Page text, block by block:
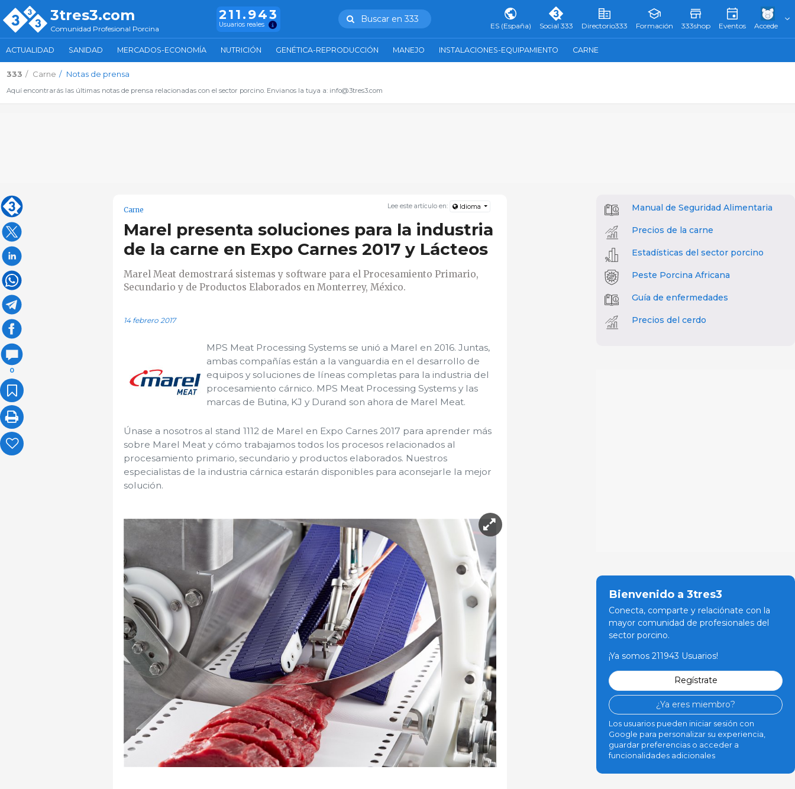
3tres3.com
Comunidad Profesional Porcina
211.943
Usuarios reales
Buscar en 333
ES (España) Social 333 Directorio333 Formación 333shop Eventos Accede
ACTUALIDAD SANIDAD MERCADOS-ECONOMÍA NUTRICIÓN GENÉTICA-REPRODUCCIÓN MANEJO INSTALACIONES-EQUIPAMIENTO CARNE
333 Carne Notas de prensa
Aquí encontrarás las últimas notas de prensa relacionadas con el sector porcino. Envianos la tuya a: info@3tres3.com
0
Lee este artículo en: Idioma
Carne
Marel presenta soluciones para la industria
de la carne en Expo Carnes 2017 y Lácteos
Marel Meat demostrará sistemas y software para el Procesamiento Primario,
Secundario y de Productos Elaborados en Monterrey, México.
14 febrero 2017
MPS Meat Processing Systems se unió a Marel en 2016. Juntas,
ambas compañías están a la vanguardia en el desarrollo de
equipos y soluciones de líneas completas para la industria del
procesamiento cárnico. MPS Meat Processing Systems y las
marcas de Butina, KJ y Durand son ahora de Marel Meat.
Únase a nosotros al stand 1112 de Marel en Expo Carnes 2017 para aprender más
sobre Marel Meat y cómo trabajamos todos los procesos relacionados al
procesamiento primario, secundario y productos elaborados. Nuestros
especialistas de la industria cárnica estarán disponibles para aconsejarle la mejor
solución.
Manual de Seguridad Alimentaria
Precios de la carne
Estadísticas del sector porcino
Peste Porcina Africana
Guía de enfermedades
Precios del cerdo
Bienvenido a 3tres3
Conecta, comparte y relaciónate con la
mayor comunidad de profesionales del
sector porcino.
¡Ya somos 211943 Usuarios!
Regístrate
¿Ya eres miembro?
Los usuarios pueden iniciar sesión con
Google para personalizar su experiencia,
guardar preferencias o acceder a
funcionalidades adicionales